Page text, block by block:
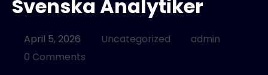
AUTOMATED INFRASTRUCTURE DESIGN AND
Svenska Analytiker
April 5, 2026 Uncategorized
admin
0 Comments